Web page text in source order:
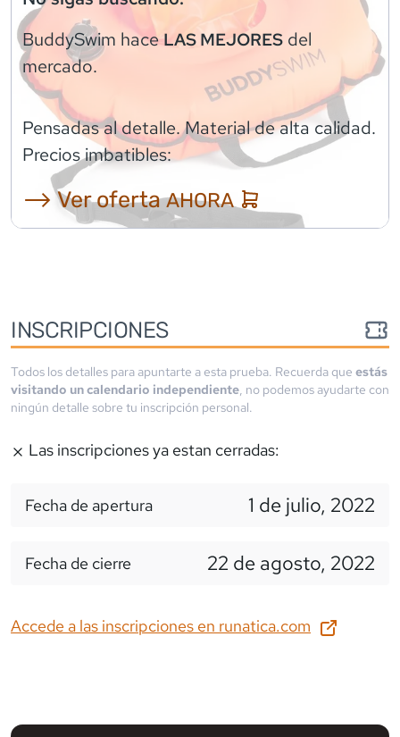
BuddySwim haceLAS MEJORES del
mercado.
Pensadas al detalle. Material de alta calidad.
Precios imbatibles:
⟶ Ver ofertaAHORA
INSCRIPCIONES
Todos los detalles para apuntarte a esta prueba. Recuerda que estás
visitando un calendario independiente, no podemos ayudarte con
ningún detalle sobre tu inscripción personal.
Las inscripciones ya estan cerradas:
Fecha de apertura 1 de julio, 2022
Fecha de cierre 22 de agosto, 2022
Accede a las inscripciones en runatica.com